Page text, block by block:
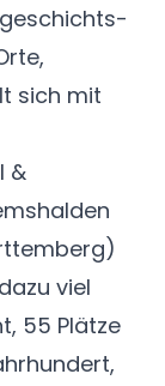
sich mit
&
viel
55 Plätze